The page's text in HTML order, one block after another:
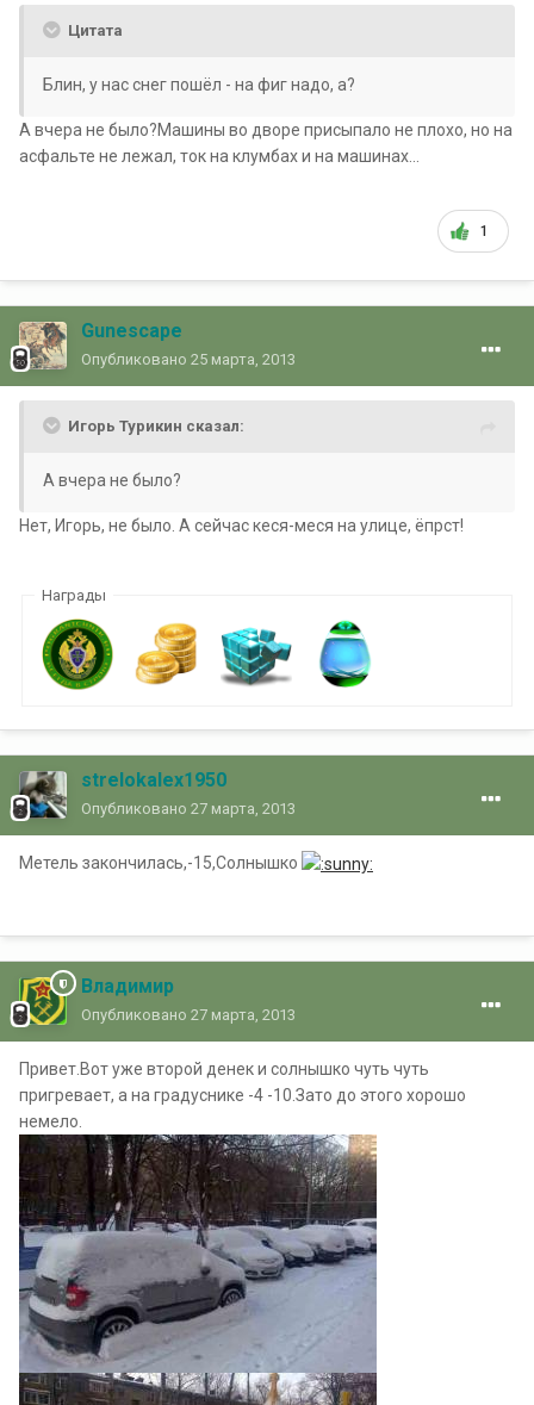
Цитата
Блин, у нас снег пошёл - на фиг надо, а?
А вчера не было?Машины во дворе присыпало не плохо, но на
асфальте не лежал, ток на клумбах и на машинах...
1
Gunescape
Опубликовано 25 марта, 2013
Игорь Турикин сказал:
А вчера не было?
Нет, Игорь, не было. А сейчас кеся-меся на улице, ёпрст!
Награды
strelokalex1950
Опубликовано 27 марта, 2013
Метель закончилась,-15,Солнышко
Владимир
Опубликовано 27 марта, 2013
Привет.Вот уже второй денек и солнышко чуть чуть
пригревает, а на градуснике -4 -10.Зато до этого хорошо
немело.